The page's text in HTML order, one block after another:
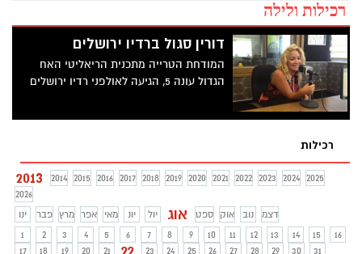
רכילות ולילה
דורין סגול ברדיו ירושלים
המודחת הטרייה מתכנית הריאליטי האח
הגדול עונה 5, הגיעה לאולפני רדיו ירושלים
רכילות
2013 2014 2015 2016 2017 2018 2019 2020 2021 2022 2023 2024 2025
2026
ינו
פבר מרץ אפר מאי יונ יול אוג ספט אוק נוב
דצמ
1
2 3 4 5 6 7 8 9 10 11 12 13 14 15
16
17
18 19 20 21 23 24 25 26 27 28 29 30 31